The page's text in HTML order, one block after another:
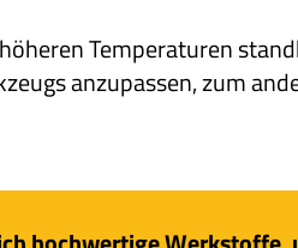
Temperaturen
anzupassen, zum